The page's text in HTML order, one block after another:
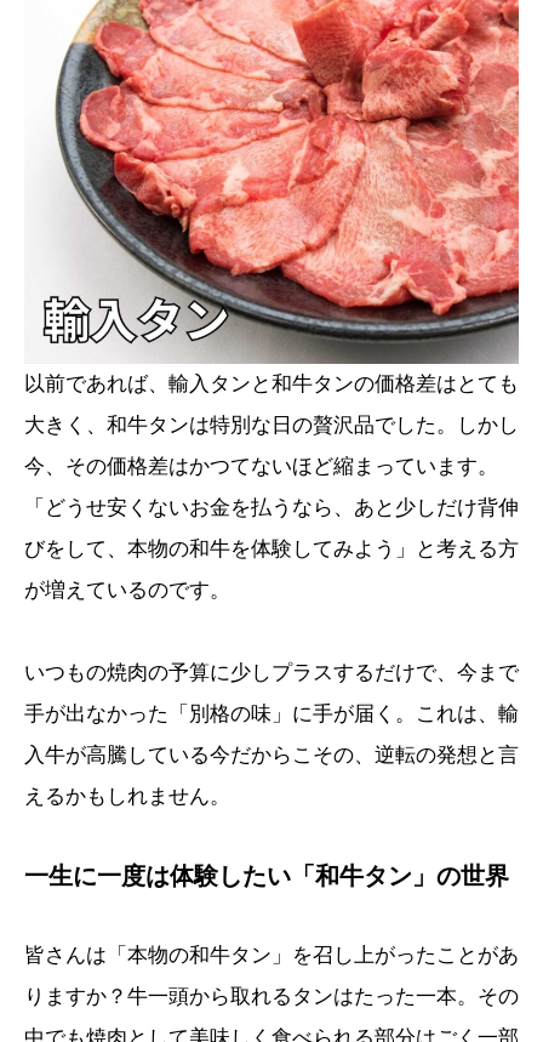
以前であれば、輸入タンと和牛タンの価格差はとても
大きく、和牛タンは特別な日の贅沢品でした。しかし
今、その価格差はかつてないほど縮まっています。
「どうせ安くないお金を払うなら、あと少しだけ背伸
びをして、本物の和牛を体験してみよう」と考える方
が増えているのです。
いつもの焼肉の予算に少しプラスするだけで、今まで
手が出なかった「別格の味」に手が届く。これは、輸
入牛が高騰している今だからこその、逆転の発想と言
えるかもしれません。
一生に一度は体験したい「和牛タン」の世界
皆さんは「本物の和牛タン」を召し上がったことがあ
りますか？牛一頭から取れるタンはたった一本。その